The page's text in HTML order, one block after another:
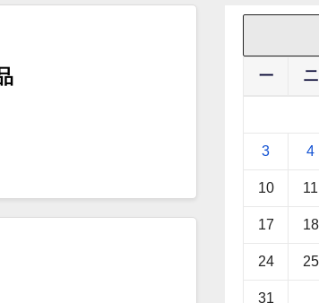
一 二
3 4
10 11
17 18
24 25
31